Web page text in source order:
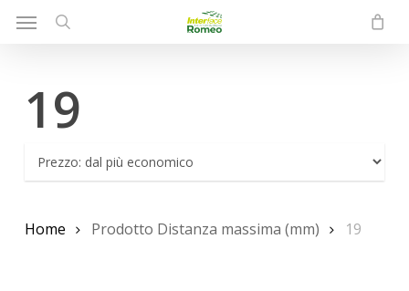
Skip
content
Menu
19
Home Prodotto Distanza massima (mm) 19